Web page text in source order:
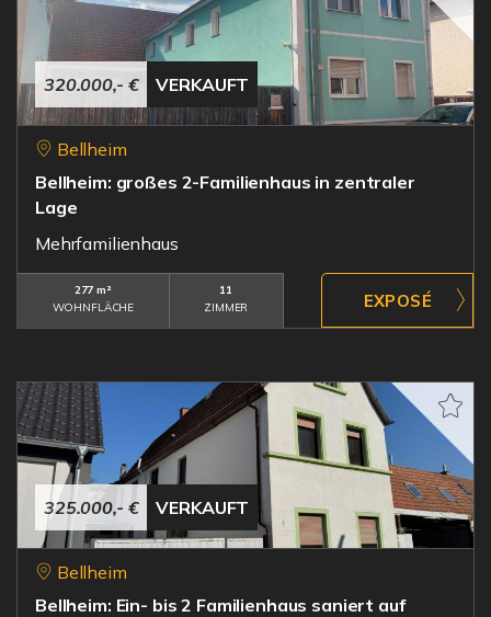
320.000,- € VERKAUFT
Bellheim
Bellheim: großes 2-Familienhaus in zentraler
Lage
Mehrfamilienhaus
277 m²
WOHNFLÄCHE
11
ZIMMER
325.000,- € VERKAUFT
Bellheim
Bellheim: Ein- bis 2 Familienhaus saniert auf